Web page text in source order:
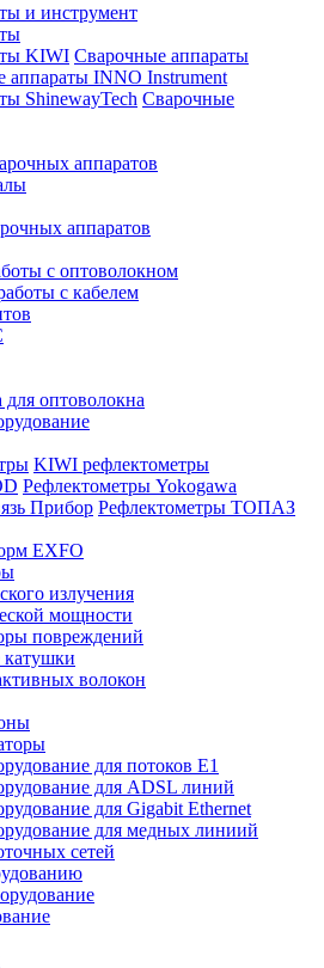
и инструмент
KIWI Сварочные аппараты
аппараты INNO Instrument
ShinewayTech Cварочные
аппаратов
аппаратов
с оптоволокном
с кабелем
для оптоволокна
KIWI рефлектометры
Рефлектометры Yokogawa
Прибор Рефлектометры ТОПАЗ
EXFO
излучения
мощности
повреждений
волокон
для потоков Е1
для ADSL линий
для Gigabit Ethernet
для медных линиий
сетей